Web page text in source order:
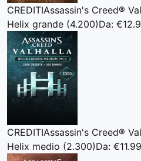
CREDITIAssassin's Creed®
Helix grande (4.200)Da:
CREDITIAssassin's Creed®
Helix medio (2.300)Da: €11.99